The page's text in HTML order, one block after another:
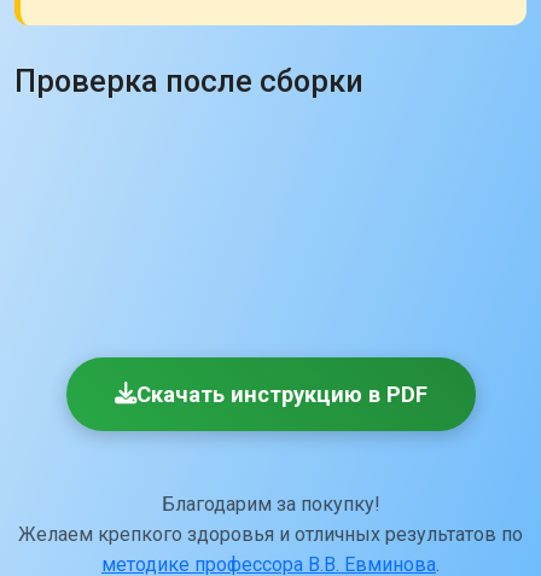
Проверка после сборки
Скачать инструкцию в PDF
Благодарим за покупку!
Желаем крепкого здоровья и отличных результатов по
методике профессора В.В. Евминова.